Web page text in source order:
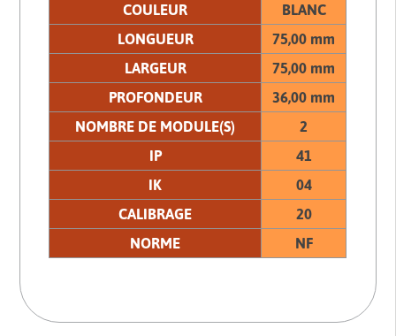
COULEUR
BLANC
LONGUEUR
75,00 mm
LARGEUR
75,00 mm
PROFONDEUR
36,00 mm
NOMBRE DE MODULE(S)
2
IP
41
IK
04
CALIBRAGE
20
NORME
NF